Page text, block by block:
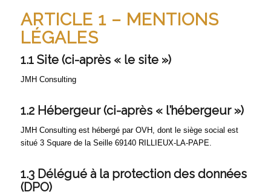
ARTICLE 1 – MENTIONS
LÉGALES
1.1 Site (ci-après « le site »)
JMH Consulting
1.2 Hébergeur (ci-après « l’hébergeur »)
JMH Consulting est hébergé par OVH, dont le siège social est
situé 3 Square de la Seille 69140 RILLIEUX-LA-PAPE.
1.3 Délégué à la protection des données
(DPO)